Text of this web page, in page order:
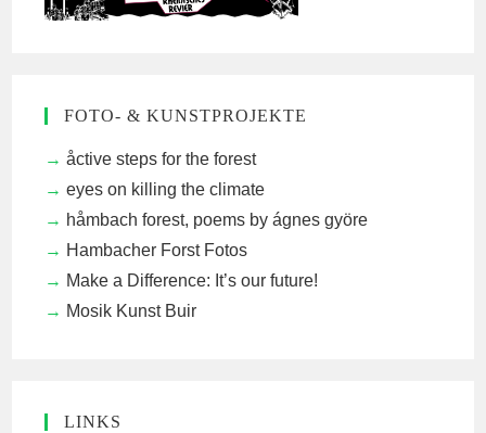
FOTO- & KUNSTPROJEKTE
åctive steps for the forest
eyes on killing the climate
håmbach forest, poems by ágnes györe
Hambacher Forst Fotos
Make a Difference: It’s our future!
Mosik Kunst Buir
LINKS